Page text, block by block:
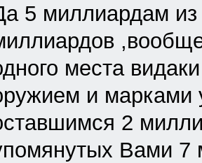
5 миллиардам
места
и марками
2
Вами 7